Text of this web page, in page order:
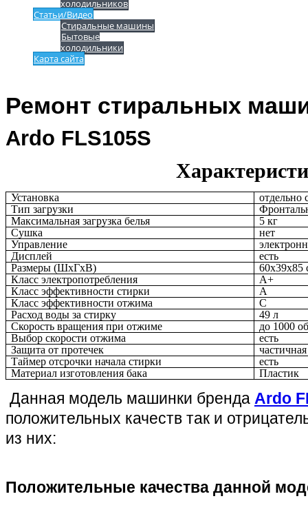
холодильников
Статьи/Видео
Стиральные машины
Бытовые
холодильники
Карта сайта
Ремонт стиральных
Ardo FLS105S
Установка
отдельно
Тип загрузки
Максимальная загрузка белья
5 кг
Сушка
нет
Управление
Дисплей
есть
Размеры (ШxГxВ)
60x39x85
Класс электропотребления
A+
Класс эффективности стирки
A
Класс эффективности отжима
C
Расход воды за стирку
49 л
Скорость вращения при отжиме
до 1000
Выбор скорости отжима
есть
Защита от протечек
частичная
Таймер отсрочки начала стирки
есть
Материал изготовления бака
Пластик
Данная модель машинки бренда Ardo
положительных качеств так и
из них:
Положительные качества данной